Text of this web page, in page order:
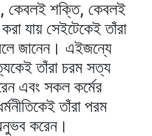
কেবলই শক্তি, কেবলই
যায় সেইটেকেই তাঁরা
জানেন। এইজন্যে
তাঁরা চরম সত্য
এবং সকল কর্মের
তাঁরা পরম
করেন।